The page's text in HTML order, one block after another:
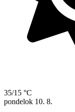
35/15 °C
pondelok 10. 8.